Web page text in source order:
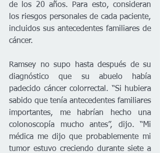
de los 20 años. Para esto, consideran
los riesgos personales de cada paciente,
incluidos sus antecedentes familiares de
cáncer.
Ramsey no supo hasta después de su
diagnóstico que su abuelo había
padecido cáncer colorrectal. “Si hubiera
sabido que tenía antecedentes familiares
importantes, me habrían hecho una
colonoscopía mucho antes”, dijo. “Mi
médica me dijo que probablemente mi
tumor estuvo creciendo durante siete a